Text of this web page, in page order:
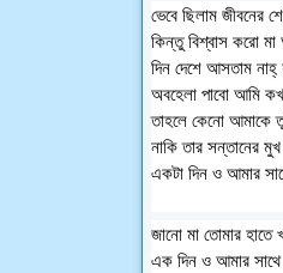
ভেবে ছিলাম জীবনের
কিন্তু বিশ্বাস করো
দিন দেশে আসতাম
অবহেলা পাবো আমি
তাহলে কেনো আমাকে
নাকি তার সন্তানের
একটা দিন ও আমার
জানো মা তোমার হাতে
এক দিন ও আমার সাথে